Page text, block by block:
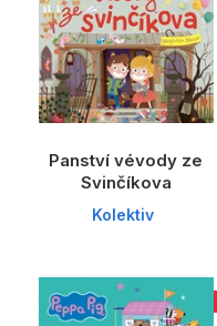
Panství vévody ze
Svinčíkova
Kolektiv